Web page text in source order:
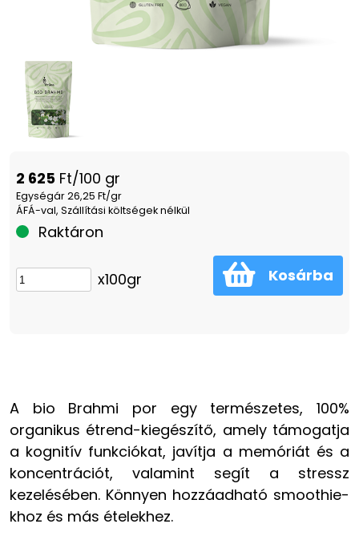
2 625 Ft/100 gr
Egységár 26,25 Ft/gr
ÁFÁ-val, Szállítási költségek nélkül
Raktáron
x100gr Kosárba
A bio Brahmi por egy természetes, 100%
organikus étrend-kiegészítő, amely támogatja
a kognitív funkciókat, javítja a memóriát és a
koncentrációt, valamint segít a stressz
kezelésében. Könnyen hozzáadható smoothie-
khoz és más ételekhez.